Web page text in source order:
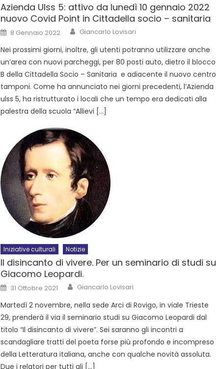
Azienda Ulss 5: attivo da lunedì 10 gennaio 2022
nuovo Covid Point in Cittadella socio – sanitaria
8 Gennaio 2022 Giancarlo Lovisari
Nei prossimi giorni, inoltre, gli utenti potranno utilizzare anche
un’area con nuovi parcheggi, per 80 posti auto, dietro il blocco
B della Cittadella Socio – Sanitaria e adiacente il nuovo centro
tamponi. Come ha annunciato nei giorni precedenti, l’Azienda
ulss 5, ha ristrutturato i locali che un tempo era dedicati alla
palestra della scuola “Allievi […]
Iniziative culturali Notizie
Il disincanto di vivere. Per un seminario di studi su
Giacomo Leopardi.
31 Ottobre 2021 Giancarlo Lovisari
Martedì 2 novembre, nella sede Arci di Rovigo, in viale Trieste
29, prenderà il via il seminario studi su Giacomo Leopardi dal
titolo “Il disincanto di vivere”. Sei saranno gli incontri a
scandagliare tratti del poeta forse più profondo e incompreso
della Letteratura italiana, anche con qualche novità assoluta.
Due i relatori per tutti gli […]